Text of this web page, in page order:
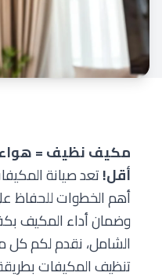
مكيف نظيف =
أقل!تعد صيانة
أهم الخطوات للحفاظ
وضمان أداء المكيف
الشامل، نقدم لكم كل
تنظيف المكيفات